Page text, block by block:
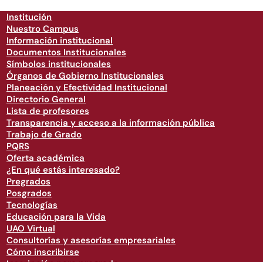
Institución
Nuestro Campus
Información institucional
Documentos Institucionales
Símbolos institucionales
Órganos de Gobierno Institucionales
Planeación y Efectividad Institucional
Directorio General
Lista de profesores
Transparencia y acceso a la información pública
Trabajo de Grado
PQRS
Oferta académica
¿En qué estás interesado?
Pregrados
Posgrados
Tecnologías
Educación para la Vida
UAO Virtual
Consultorías y asesorías empresariales
Cómo inscribirse